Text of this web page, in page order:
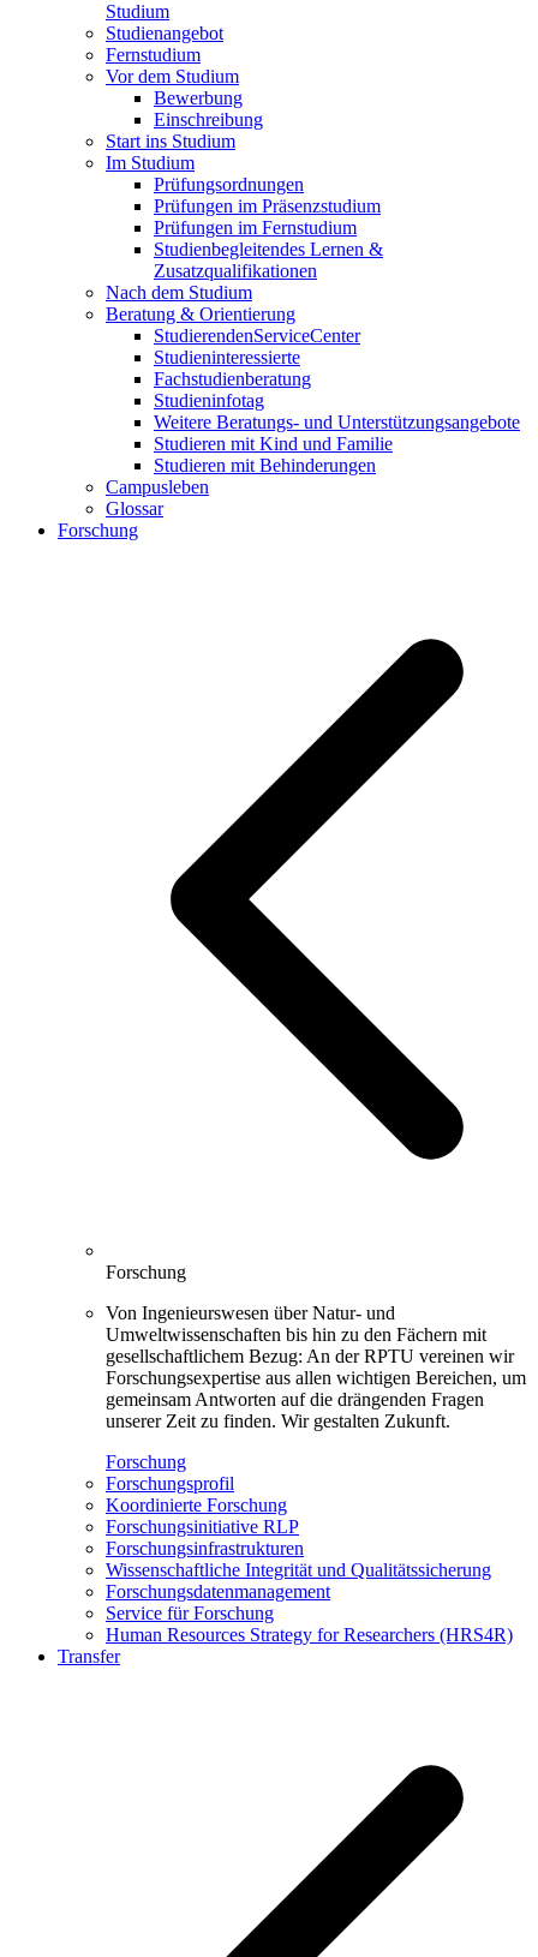
Studium
Studienangebot
Fernstudium
Vor dem Studium
Bewerbung
Einschreibung
Start ins Studium
Im Studium
Prüfungsordnungen
Prüfungen im Präsenzstudium
Prüfungen im Fernstudium
Studienbegleitendes Lernen &
Zusatzqualifikationen
Nach dem Studium
Beratung & Orientierung
StudierendenServiceCenter
Studieninteressierte
Fachstudienberatung
Studieninfotag
Weitere Beratungs- und Unterstützungsangebote
Studieren mit Kind und Familie
Studieren mit Behinderungen
Campusleben
Glossar
Forschung
Forschung
Von Ingenieurswesen über Natur- und
Umweltwissenschaften bis hin zu den Fächern mit
gesellschaftlichem Bezug: An der RPTU vereinen wir
Forschungsexpertise aus allen wichtigen Bereichen, um
gemeinsam Antworten auf die drängenden Fragen
unserer Zeit zu finden. Wir gestalten Zukunft.
Forschung
Forschungsprofil
Koordinierte Forschung
Forschungsinitiative RLP
Forschungsinfrastrukturen
Wissenschaftliche Integrität und Qualitätssicherung
Forschungsdatenmanagement
Service für Forschung
Human Resources Strategy for Researchers (HRS4R)
Transfer